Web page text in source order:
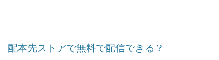
配本先ストアで無料で配信できる？